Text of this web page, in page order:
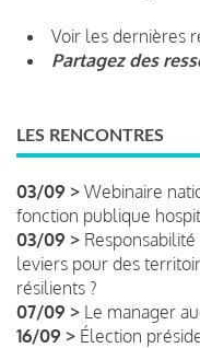
Voir les dernières
Partagez des
LES RENCONTRES
03/09 > Webinaire
fonction publique
03/09 >
leviers pour des
résilients ?
07/09 > Le manager
16/09 > Élection